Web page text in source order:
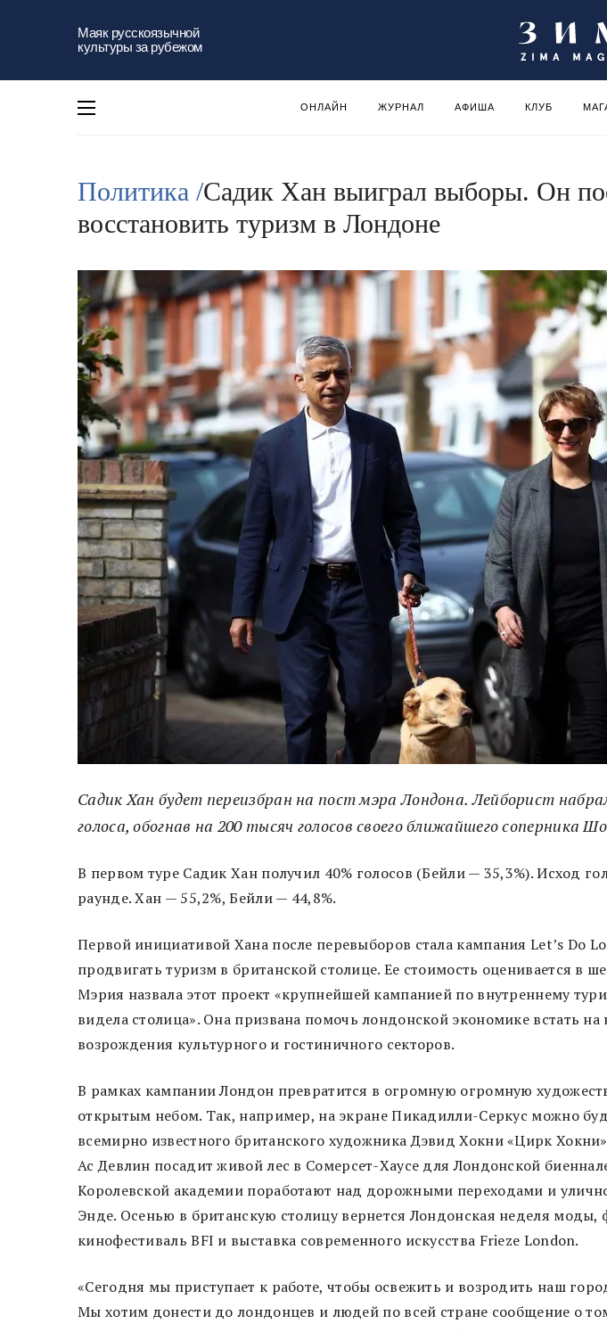
Маяк русскоязычной
культуры за рубежом
ОНЛАЙН ЖУРНАЛ АФИША КЛУБ
Политика /Садик Хан выиграл выборы. Он
восстановить туризм в Лондоне
Садик Хан будет переизбран на пост мэра Лондона. Лейборист
голоса, обогнав на 200 тысяч голосов своего ближайшего соперника
В первом туре Садик Хан получил 40% голосов (Бейли — 35,3%). Исход
раунде. Хан — 55,2%, Бейли — 44,8%.
Первой инициативой Хана после перевыборов стала кампания Let’s Do
продвигать туризм в британской столице. Ее стоимость оценивается в
Мэрия назвала этот проект «крупнейшей кампанией по внутреннему
видела столица». Она призвана помочь лондонской экономике встать на
возрождения культурного и гостиничного секторов.
В рамках кампании Лондон превратится в огромную огромную
открытым небом. Так, например, на экране Пикадилли-Серкус можно
всемирно известного британского художника Дэвид Хокни «Цирк
Ас Девлин посадит живой лес в Сомерсет-Хаусе для Лондонской
Королевской академии поработают над дорожными переходами и
Энде. Осенью в британскую столицу вернется Лондонская неделя моды,
кинофестиваль BFI и выставка современного искусства Frieze London.
«Сегодня мы приступает к работе, чтобы освежить и возродить наш
Мы хотим донести до лондонцев и людей по всей стране сообщение о